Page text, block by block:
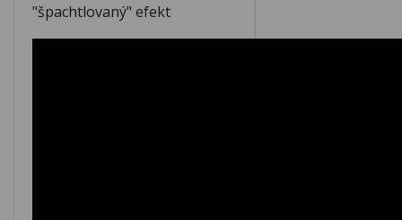
M149 M150
"špachtlovaný" efekt